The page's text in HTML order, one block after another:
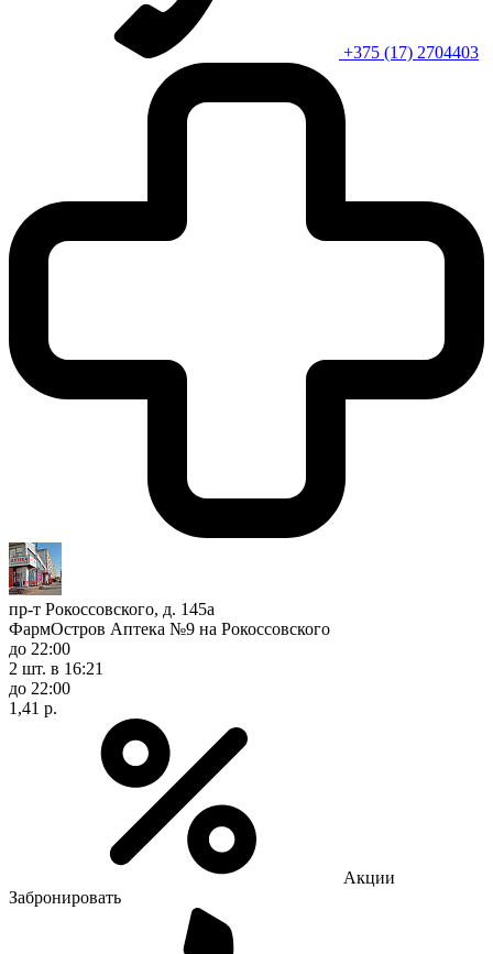
+375 (17) 2704403
пр-т Рокоссовского, д. 145а
ФармОстров Аптека №9 на Рокоссовского
до 22:00
2 шт. в 16:21
до 22:00
1,41 р.
Акции
Забронировать